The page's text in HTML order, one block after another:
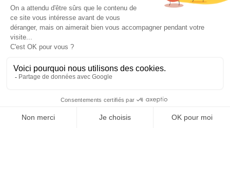
Informations
